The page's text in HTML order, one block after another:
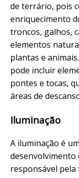
de terrário, pois
enriquecimento
troncos, galhos,
elementos
plantas e
pode incluir
pontes e tocas,
áreas de
Iluminação
A iluminação é
responsável